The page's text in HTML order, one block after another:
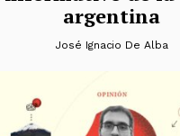
argentina
José Ignacio De Alba